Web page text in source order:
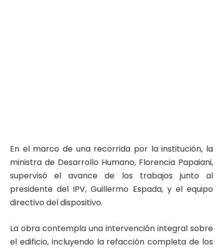
En el marco de una recorrida por la institución, la
ministra de Desarrollo Humano, Florencia Papaiani,
supervisó el avance de los trabajos junto al
presidente del IPV, Guillermo Espada, y el equipo
directivo del dispositivo.
La obra contempla una intervención integral sobre
el edificio, incluyendo la refacción completa de los